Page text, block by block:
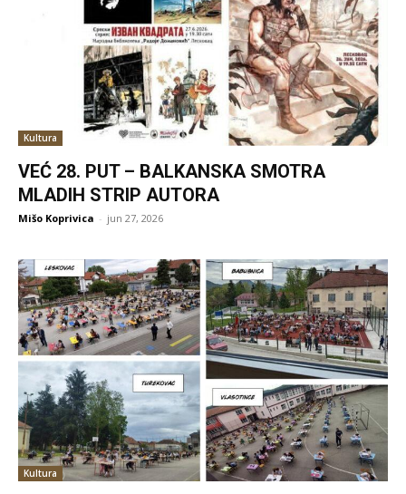
Kultura
VEĆ 28. PUT – BALKANSKA SMOTRA
MLADIH STRIP AUTORA
Mišo Koprivica - jun 27, 2026
Kultura